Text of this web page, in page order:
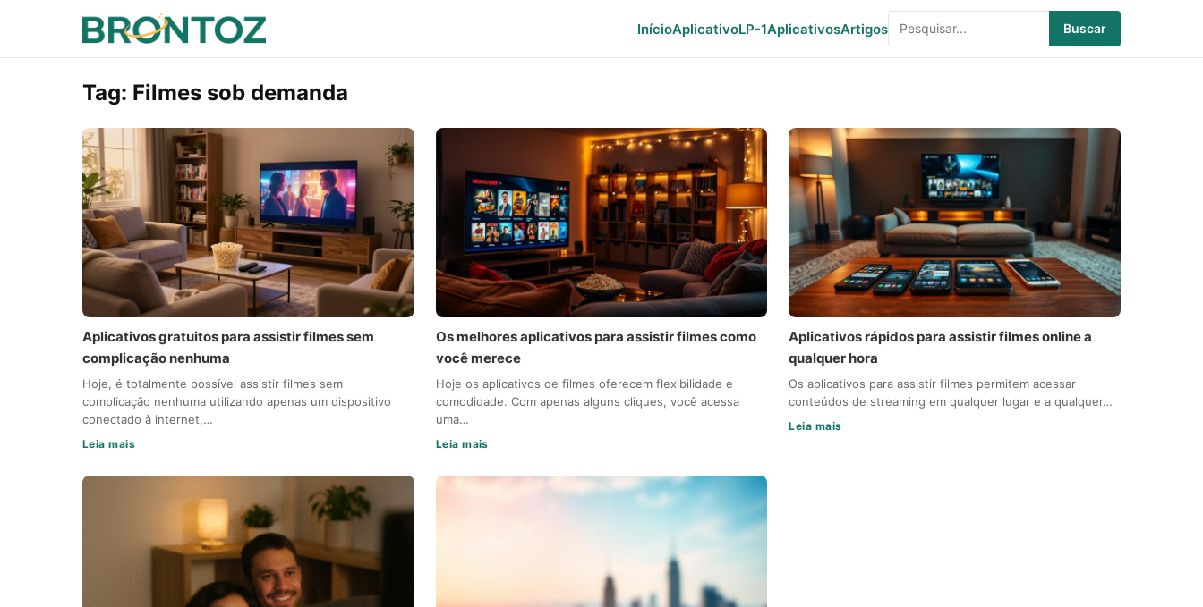
InícioAplicativoLP-1AplicativosArtigos Buscar
Tag: Filmes sob demanda
Aplicativos gratuitos para assistir filmes sem
complicação nenhuma
Hoje, é totalmente possível assistir filmes sem
complicação nenhuma utilizando apenas um dispositivo
conectado à internet,…
Leia mais
Os melhores aplicativos para assistir filmes como
você merece
Hoje os aplicativos de filmes oferecem flexibilidade e
comodidade. Com apenas alguns cliques, você acessa
uma…
Leia mais
Aplicativos rápidos para assistir filmes online a
qualquer hora
Os aplicativos para assistir filmes permitem acessar
conteúdos de streaming em qualquer lugar e a qualquer…
Leia mais